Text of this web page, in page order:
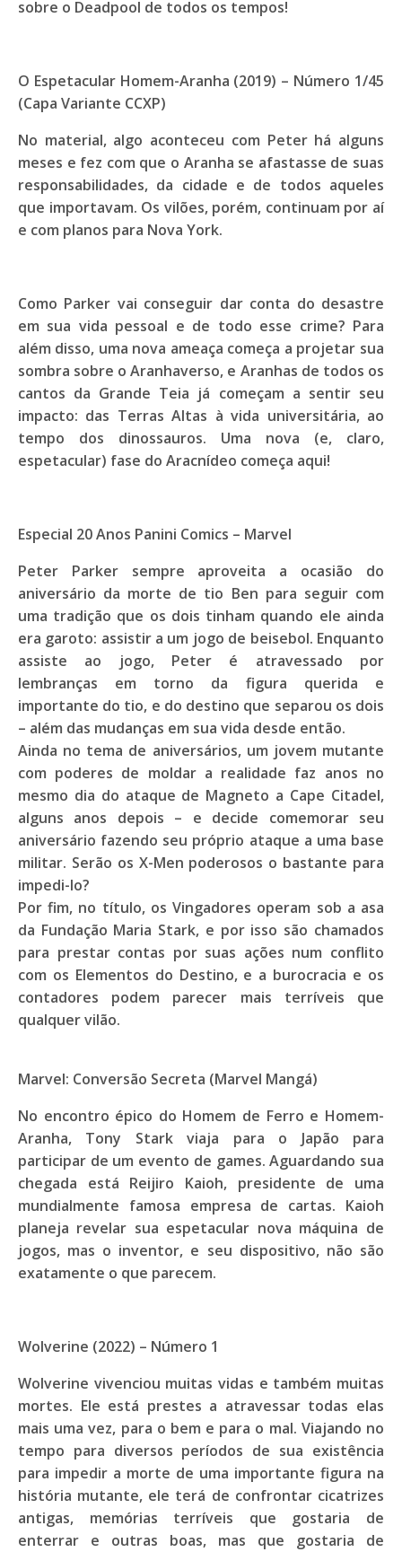
sobre o Deadpool de todos os tempos!
O Espetacular Homem-Aranha (2019) – Número 1/45
(Capa Variante CCXP)
No material, algo aconteceu com Peter há alguns
meses e fez com que o Aranha se afastasse de suas
responsabilidades, da cidade e de todos aqueles
que importavam. Os vilões, porém, continuam por aí
e com planos para Nova York.
Como Parker vai conseguir dar conta do desastre
em sua vida pessoal e de todo esse crime? Para
além disso, uma nova ameaça começa a projetar sua
sombra sobre o Aranhaverso, e Aranhas de todos os
cantos da Grande Teia já começam a sentir seu
impacto: das Terras Altas à vida universitária, ao
tempo dos dinossauros. Uma nova (e, claro,
espetacular) fase do Aracnídeo começa aqui!
Especial 20 Anos Panini Comics – Marvel
Peter Parker sempre aproveita a ocasião do
aniversário da morte de tio Ben para seguir com
uma tradição que os dois tinham quando ele ainda
era garoto: assistir a um jogo de beisebol. Enquanto
assiste ao jogo, Peter é atravessado por
lembranças em torno da figura querida e
importante do tio, e do destino que separou os dois
– além das mudanças em sua vida desde então.
Ainda no tema de aniversários, um jovem mutante
com poderes de moldar a realidade faz anos no
mesmo dia do ataque de Magneto a Cape Citadel,
alguns anos depois – e decide comemorar seu
aniversário fazendo seu próprio ataque a uma base
militar. Serão os X-Men poderosos o bastante para
impedi-lo?
Por fim, no título, os Vingadores operam sob a asa
da Fundação Maria Stark, e por isso são chamados
para prestar contas por suas ações num conflito
com os Elementos do Destino, e a burocracia e os
contadores podem parecer mais terríveis que
qualquer vilão.
Marvel: Conversão Secreta (Marvel Mangá)
No encontro épico do Homem de Ferro e Homem-
Aranha, Tony Stark viaja para o Japão para
participar de um evento de games. Aguardando sua
chegada está Reijiro Kaioh, presidente de uma
mundialmente famosa empresa de cartas. Kaioh
planeja revelar sua espetacular nova máquina de
jogos, mas o inventor, e seu dispositivo, não são
exatamente o que parecem.
Wolverine (2022) – Número 1
Wolverine vivenciou muitas vidas e também muitas
mortes. Ele está prestes a atravessar todas elas
mais uma vez, para o bem e para o mal. Viajando no
tempo para diversos períodos de sua existência
para impedir a morte de uma importante figura na
história mutante, ele terá de confrontar cicatrizes
antigas, memórias terríveis que gostaria de
enterrar e outras boas, mas que gostaria de